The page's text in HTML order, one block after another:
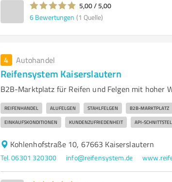
5,00 / 5,00
6 Bewertungen (1 Quelle)
4 Autohandel
Reifensystem Kaiserslautern
B2B-Marktplatz für Reifen und Felgen mit hoher
REIFENHANDEL ALUFELGEN STAHLFELGEN B2B-MARKTPLATZ
EINKAUFSKONDITIONEN KUNDENZUFRIEDENHEIT API-
Kohlenhofstraße 10, 67663 Kaiserslautern
Tel. 06301 320300 info@reifensystem.de